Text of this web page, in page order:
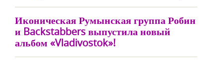
Иконическая Румынская группа Робин
и Backstabbers выпустила новый
альбом «Vladivostok»!